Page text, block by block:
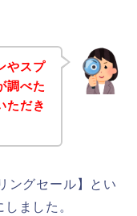
やスプ
調べた
ただき
ングセール】とい
ました。